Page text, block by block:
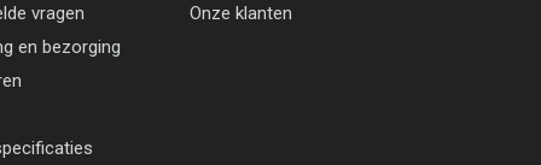
vragen
en bezorging
Onze klanten